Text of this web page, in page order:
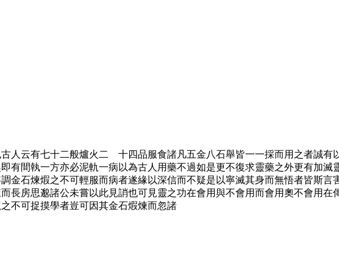
人云有七十二般爐火二 十四品服食諸凡五金八石舉皆一一採而用之者誠
有間執一方亦必泥軌一病以為古人用藥不過如是更不復求靈藥之外更有加
金石煉煆之不可輕服而病者遂緣以深信而不疑是以寧滅其身而無悟者皆斯
長房思邈諸公未嘗以此見誚也可見靈之功在會用與不會用而會用奧不會用
不可捉摸學者豈可因其金石煆煉而忽諸